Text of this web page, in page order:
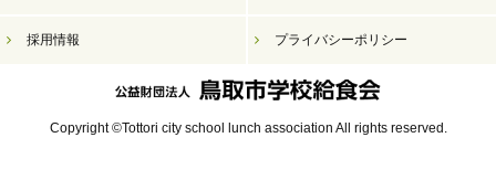
採用情報 プライバシーポリシー
Copyright ©Tottori city school lunch association All rights reserved.